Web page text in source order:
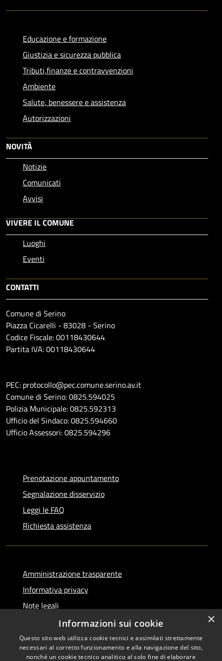
Educazione e formazione
Giustizia e sicurezza pubblica
Tributi,finanze e contravvenzioni
Ambiente
Salute, benessere e assistenza
Autorizzazioni
NOVITÀ
Notizie
Comunicati
Avvisi
VIVERE IL COMUNE
Luoghi
Eventi
CONTATTI
Comune di Serino
Piazza Cicarelli - 83028 - Serino
Codice Fiscale: 00118430644
Partita IVA: 00118430644
PEC: protocollo@pec.comune.serino.av.it
Comune di Serino: 0825.594025
Polizia Municipale: 0825.592313
Ufficio del Sindaco: 0825.594660
Ufficio Assessori: 0825.594296
Prenotazione appuntamento
Segnalazione disservizio
Leggi le FAQ
Richiesta assistenza
Amministrazione trasparente
Informativa privacy
Note legali
Dichiarazione di accessibilità
×
Informazioni sui cookie
Questo sito web utilizza cookie tecnici e assimilati strettamente
necessari al corretto funzionamento e alla navigazione del sito,
nonché un cookie tecnico analitico al solo fine di elaborare